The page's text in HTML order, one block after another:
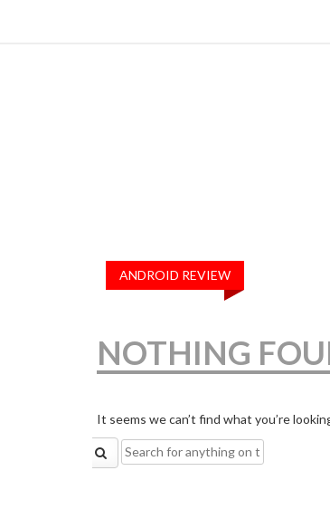
ANDROID REVIEW
NOTHING
It seems we can’t find what you’re
Search
for: